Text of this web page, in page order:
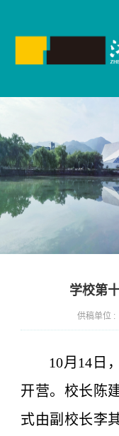
学校第
供稿单位 :
10月14日
开营。校长陈
式由副校长李